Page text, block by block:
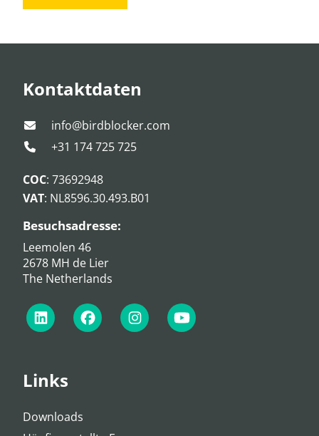
Kontaktdaten
info@birdblocker.com
+31 174 725 725
COC: 73692948
VAT: NL8596.30.493.B01
Besuchsadresse:
Leemolen 46
2678 MH de Lier
The Netherlands
Links
Downloads